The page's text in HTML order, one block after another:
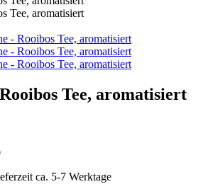
Tee, aromatisiert
ca. 5-7 Werktage